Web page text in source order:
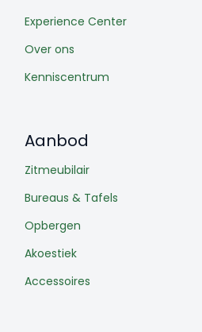
Experience Center
Over ons
Kenniscentrum
Aanbod
Zitmeubilair
Bureaus & Tafels
Opbergen
Akoestiek
Accessoires